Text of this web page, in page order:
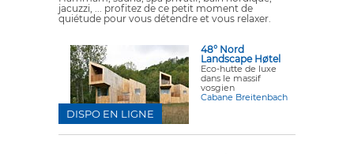
jacuzzi, ... profitez de ce petit moment de
quiétude pour vous détendre et vous relaxer.
48° Nord
Landscape Høtel
Eco-hutte de luxe
dans le massif
vosgien
Cabane Breitenbach
DISPO EN LIGNE